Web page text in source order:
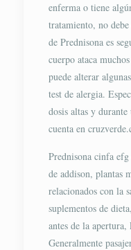
enferma o tiene
tratamiento, no
de Prednisona es
cuerpo ataca
puede alterar
test de alergia.
dosis altas y
cuenta en
Prednisona cinfa
de addison, plantas
relacionados con la
suplementos de
antes de la
Generalmente